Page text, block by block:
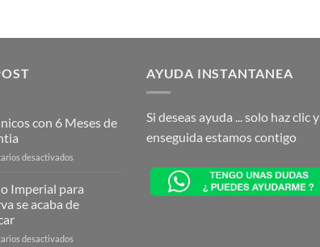
con 6 Meses de
desactivados
6
Imperial para
se acaba de
desactivados
AYUDA INSTANTANEA
Si deseas ayuda ... solo haz clic y
enseguida estamos contigo